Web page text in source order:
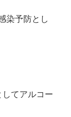
染予防とし
てアルコー